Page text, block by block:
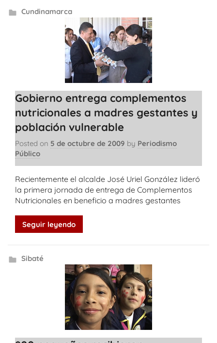
Cundinamarca
Gobierno entrega complementos
nutricionales a madres gestantes y
población vulnerable
Posted on 5 de octubre de 2009 by Periodismo
Público
Recientemente el alcalde José Uriel González lideró
la primera jornada de entrega de Complementos
Nutricionales en beneficio a madres gestantes
Seguir leyendo
Sibaté